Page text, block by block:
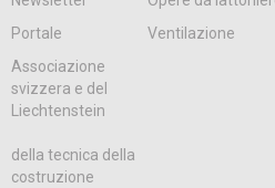
Portale
Ventilazione
Associazione
svizzera e del
Liechtenstein
della tecnica della
costruzione